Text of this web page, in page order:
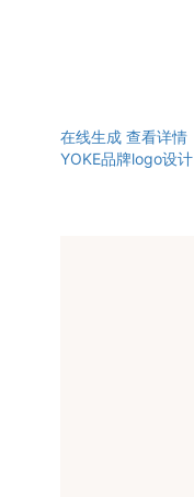
在线生成 查看详情
YOKE品牌logo设计